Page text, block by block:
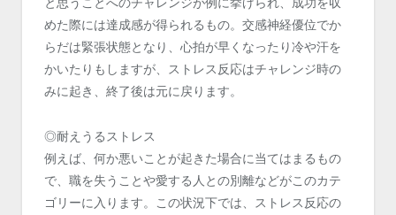
めた際には達成感が得られるもの。交感神経優位でか
らだは緊張状態となり、心拍が早くなったり冷や汗を
かいたりもしますが、ストレス反応はチャレンジ時の
みに起き、終了後は元に戻ります。
◎耐えうるストレス
例えば、何か悪いことが起きた場合に当てはまるもの
で、職を失うことや愛する人との別離などがこのカテ
ゴリーに入ります。この状況下では、ストレス反応の